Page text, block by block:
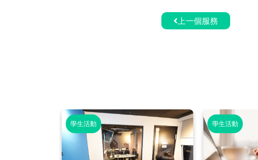
上一個服務
學生活動 學生活動